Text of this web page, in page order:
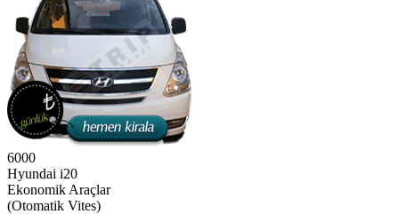
6000
Hyundai i20
Ekonomik Araçlar
(Otomatik Vites)